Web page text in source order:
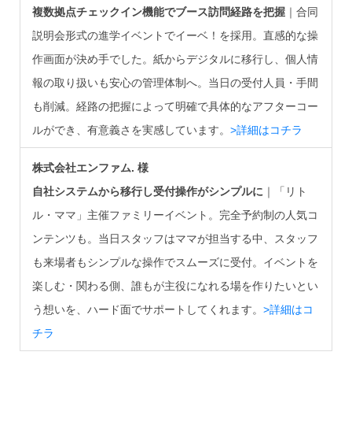
複数拠点チェックイン機能でブース訪問経路を把握｜合同
説明会形式の進学イベントでイーベ！を採用。直感的な操
作画面が決め手でした。紙からデジタルに移行し、個人情
報の取り扱いも安心の管理体制へ。当日の受付人員・手間
も削減。経路の把握によって明確で具体的なアフターコー
ルができ、有意義さを実感しています。 >詳細はコチラ
株式会社エンファム. 様
自社システムから移行し受付操作がシンプルに ｜「リト
ル・ママ」主催ファミリーイベント。完全予約制の人気コ
ンテンツも。当日スタッフはママが担当する中、スタッフ
も来場者もシンプルな操作でスムーズに受付。イベントを
楽しむ・関わる側、誰もが主役になれる場を作りたいとい
う想いを、ハード面でサポートしてくれます。 >詳細はコ
チラ